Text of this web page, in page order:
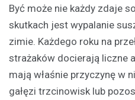
Być może nie każdy zdaje
skutkach jest wypalanie
zimie. Każdego roku na
strażaków docierają liczne
mają właśnie przyczynę w
gałęzi trzcinowisk lub